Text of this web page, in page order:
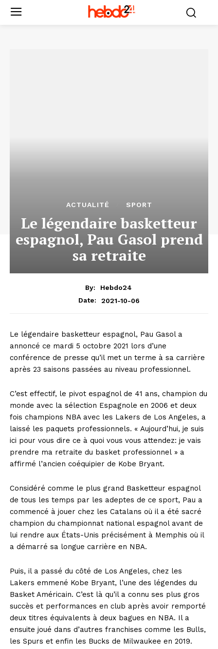
ACTUALITÉ SPORT
Le légendaire basketteur
espagnol, Pau Gasol prend
sa retraite
By:
Hebdo24
Date:
2021-10-06
Le légendaire basketteur espagnol, Pau Gasol a
annoncé ce mardi 5 octobre 2021 lors d’une
conférence de presse qu’il met un terme à sa carrière
après 23 saisons passées au niveau professionnel.
C’est effectif, le pivot espagnol de 41 ans, champion du
monde avec la sélection Espagnole en 2006 et deux
fois champions NBA avec les Lakers de Los Angeles, a
laissé les paquets professionnels. « Aujourd’hui, je suis
ici pour vous dire ce à quoi vous vous attendez: je vais
prendre ma retraite du basket professionnel » a
affirmé l’ancien coéquipier de Kobe Bryant.
Considéré comme le plus grand Basketteur espagnol
de tous les temps par les adeptes de ce sport, Pau a
commencé à jouer chez les Catalans où il a été sacré
champion du championnat national espagnol avant de
lui rendre aux États-Unis précisément à Memphis où il
a démarré sa longue carrière en NBA.
Puis, il a passé du côté de Los Angeles, chez les
Lakers emmené Kobe Bryant, l’une des légendes du
Basket Américain. C’est là qu’il a connu ses plus gros
succès et performances en club après avoir remporté
deux titres équivalents à deux bagues en NBA. Il a
ensuite joué dans d’autres franchises comme les Bulls,
les Spurs et enfin les Bucks de Milwaukee en 2019.